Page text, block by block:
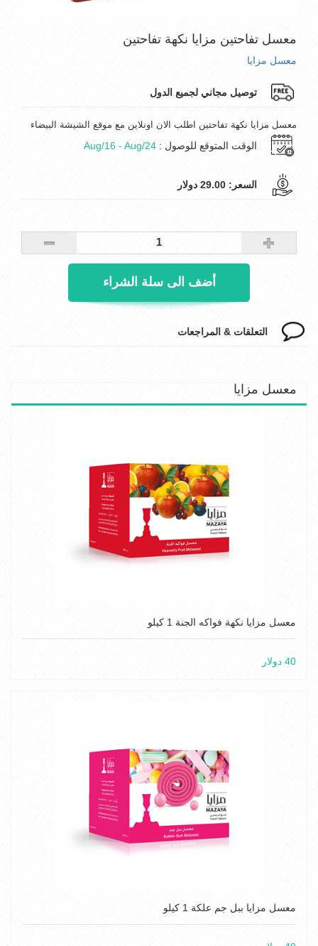
معسل تفاحتين مزايا نكهة تفاحتين
معسل مزايا
توصيل مجاني لجميع الدول
معسل مزايا نكهة تفاحتين اطلب الان اونلاين مع موقع الشيشة البيضاء
الوقت المتوقع للوصول : Aug/16 - Aug/24
السعر: 29.00 دولار
أضف الى سلة الشراء
التعلقات & المراجعات
معسل مزايا
معسل مزايا نكهة فواكه الجنة 1 كيلو
40 دولار
معسل مزايا ببل جم علكة 1 كيلو